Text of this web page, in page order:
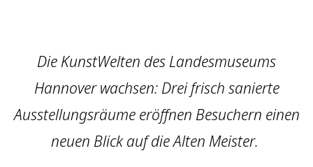
Die KunstWelten des Landesmuseums
Hannover wachsen: Drei frisch sanierte
Ausstellungsräume eröffnen Besuchern einen
neuen Blick auf die Alten Meister.